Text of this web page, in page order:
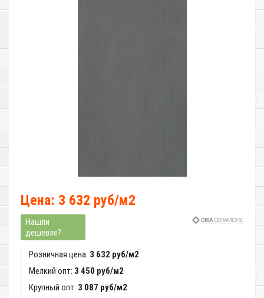
Цена: 3 632 руб/м2
Нашли
дешевле?
Розничная цена: 3 632 руб/м2
Мелкий опт: 3 450 руб/м2
Крупный опт: 3 087 руб/м2